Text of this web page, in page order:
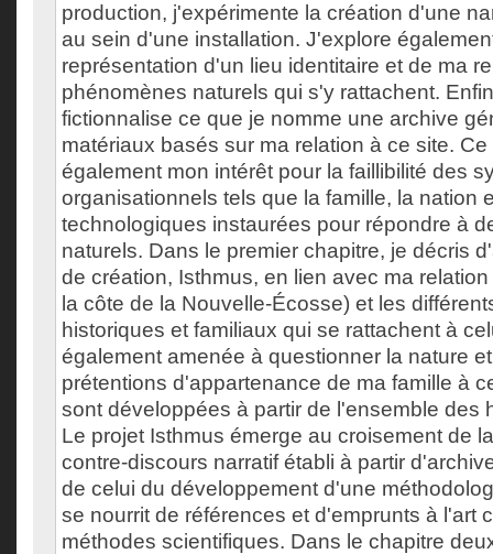
production, j'expérimente la création d'une
au sein d'une installation. J'explore
représentation d'un lieu identitaire et de ma
phénomènes naturels qui s'y rattachent.
fictionnalise ce que je nomme une archive
matériaux basés sur ma relation à ce site.
également mon intérêt pour la faillibilité des
organisationnels tels que la famille, la nation
technologiques instaurées pour répondre à
naturels. Dans le premier chapitre, je décris
de création, Isthmus, en lien avec ma
la côte de la Nouvelle-Écosse) et les
historiques et familiaux qui se rattachent à
également amenée à questionner la nature
prétentions d'appartenance de ma famille à
sont développées à partir de l'ensemble des
Le projet Isthmus émerge au croisement de
contre-discours narratif établi à partir
de celui du développement d'une
se nourrit de références et d'emprunts à l'art
méthodes scientifiques. Dans le chapitre